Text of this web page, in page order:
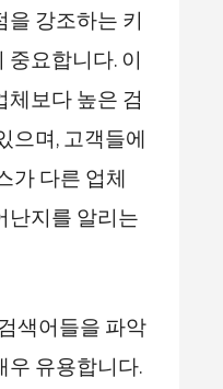
강조하는 키
요합니다. 이
보다 높은 검
으며, 고객들에
가 다른 업체
난지를 알리는
색어들을 파악
우 유용합니다.